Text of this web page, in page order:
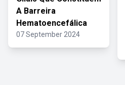
A Barreira
Hematoencefálica
07 September 2024